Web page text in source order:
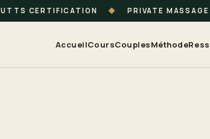
UTTS CERTIFICATION ◆ PRIVATE
AccueilCoursCouplesMéthode